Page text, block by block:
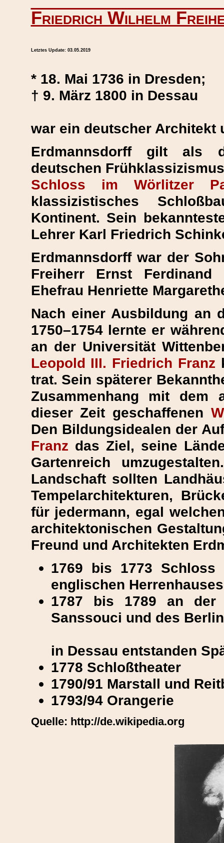
Friedrich Wilhelm
Letztes Update: 03.05.2019
* 18. Mai 1736 in Dresden;
† 9. März 1800 in Dessau
war ein deutscher Architekt
Erdmannsdorff gilt als
deutschen
Schloss im Wörlitzer
klassizistisches
Kontinent. Sein
Lehrer Karl Friedrich
Erdmannsdorff war der
Freiherr Ernst
Ehefrau Henriette
Nach einer Ausbildung an
1750–1754 lernte er
an der Universität
Leopold III. Friedrich Franz
trat. Sein späterer
Zusammenhang mit dem
dieser Zeit geschaffenen
Den Bildungsidealen der
Franz das Ziel, seine
Gartenreich
Landschaft sollten
Tempelarchitekturen,
für jedermann, egal
architektonischen
Freund und Architekten
1769 bis 1773
englischen Herrenhauses
1787 bis 1789 an der
Sanssouci und des
in Dessau entstanden
1778 Schloßtheater
1790/91 Marstall und
1793/94 Orangerie
Quelle: http://de.wikipedia.org